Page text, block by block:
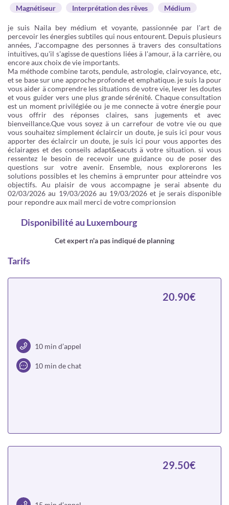
Magnétiseur Interprétation des rêves Médium
je suis Naila bey médium et voyante, passionnée par l'art de
percevoir les énergies subtiles qui nous entourent. Depuis plusieurs
années, J'accompagne des personnes ä travers des consultations
intuitives, qu'il s'agisse de questions liées ä l'amour, ä la carrière, ou
encore aux choix de vie importants.
Ma méthode combine tarots, pendule, astrologie, clairvoyance, etc,
et se base sur une approche profonde et emphatique. je suis la pour
vous aider ä comprendre les situations de votre vie, lever les doutes
et vous guider vers une plus grande sérénité. Chaque consultation
est un moment privilégiée ou je me connecte ä votre énergie pour
vous offrir des réponses claires, sans jugements et avec
bienveillance.Que vous soyez ä un carrefour de votre vie ou que
vous souhaitez simplement éclaircir un doute, je suis ici pour vous
apporter des éclaircir un doute, je suis ici pour vous apportes des
éclairages et des conseils adapt&eacuts ä votre situation. si vous
ressentez le besoin de recevoir une guidance ou de poser des
questions sur votre avenir. Ensemble, nous explorerons les
solutions possibles et les chemins ä emprunter pour atteindre vos
objectifs. Au plaisir de vous accompagne je serai absente du
02/03/2026 au 19/03/2026 au 19/03/2026 et je serais disponible
pour repondre aux mail merci de votre comprionsion
Disponibilitéau Luxembourg
Cet expert n'a pas indiqué de planning
Tarifs
10 min d’appel
10 min de chat
20.90€
29.50€